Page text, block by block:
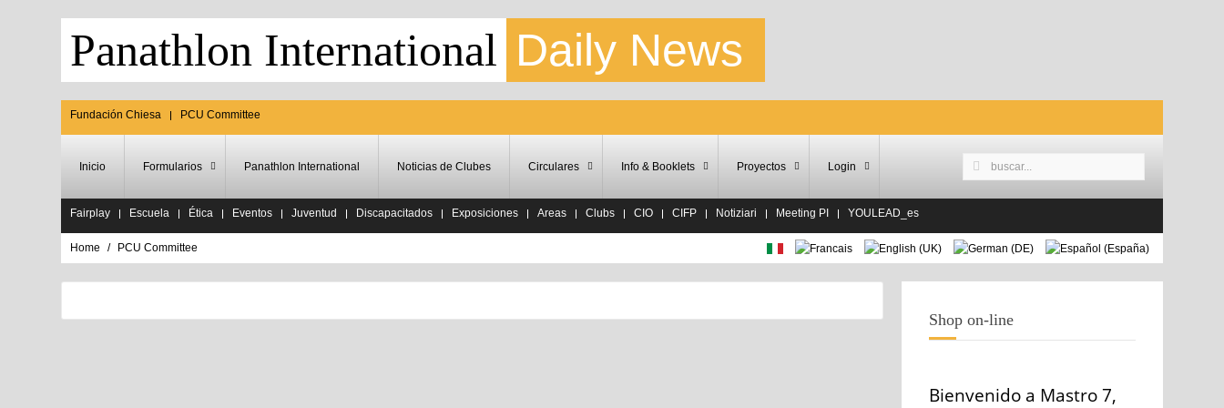
Panathlon International Daily News
Fundación Chiesa PCU Committee
Inicio Formularios Panathlon International Noticias de Clubes Circulares Info & Booklets Proyectos Login
Fairplay Escuela Ética Eventos Juventud Discapacitados Exposiciones Areas Clubs CIO CIFP Notiziari Meeting PI YOULEAD_es
Home PCU Committee
Shop on-line
Bienvenido a Mastro 7,